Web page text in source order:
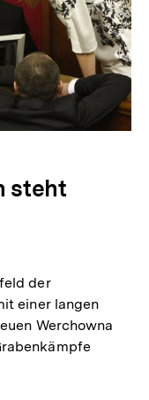
steht
der
einer langen
Werchowna